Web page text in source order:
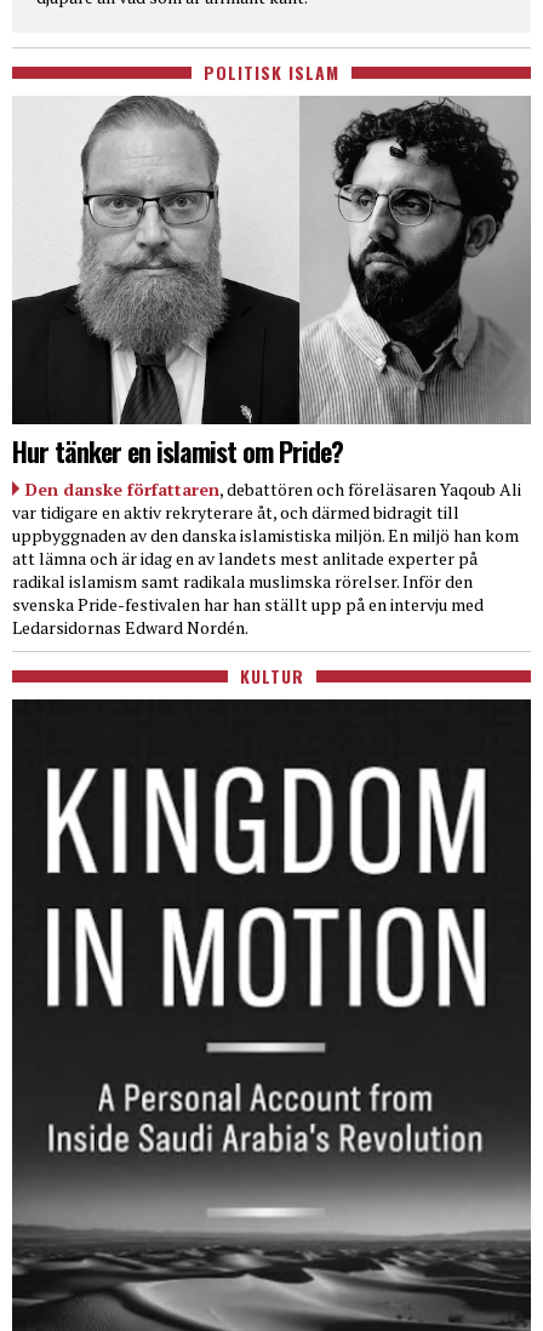
POLITISK ISLAM
Hur tänker en islamist om Pride?
Den danske författaren, debattören och föreläsaren Yaqoub Ali
var tidigare en aktiv rekryterare åt, och därmed bidragit till
uppbyggnaden av den danska islamistiska miljön. En miljö han kom
att lämna och är idag en av landets mest anlitade experter på
radikal islamism samt radikala muslimska rörelser. Inför den
svenska Pride-festivalen har han ställt upp på en intervju med
Ledarsidornas Edward Nordén.
KULTUR